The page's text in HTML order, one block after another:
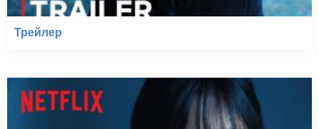
Трейлер